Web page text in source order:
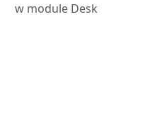
w module Desk